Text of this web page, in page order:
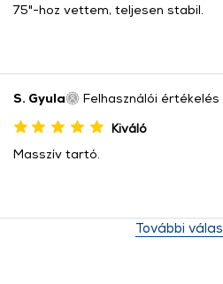
75"-hoz vettem, teljesen stabil.
S. Gyula Felhasználói értékelés
Kiváló
Masszív tartó.
További